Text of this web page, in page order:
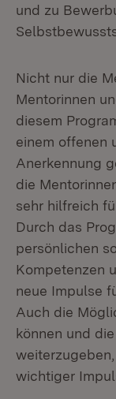
und zu
Nicht nur die
Mentorinnen
diesem
einem offenen
Anerkennung
die
sehr hilfreich
Durch das
persönlichen
Kompetenzen
neue Impulse
Auch die
können und
wichtiger